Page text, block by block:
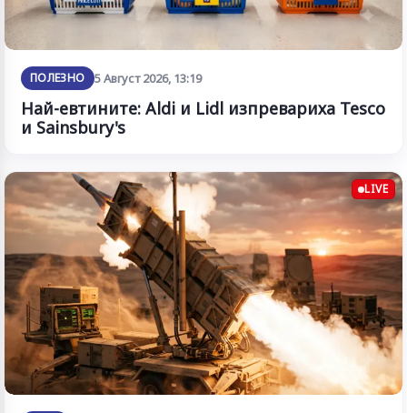
ПОЛЕЗНО 5 Август 2026, 13:19
Най-евтините: Aldi и Lidl изпревариха Tesco
и Sainsbury's
LIVE